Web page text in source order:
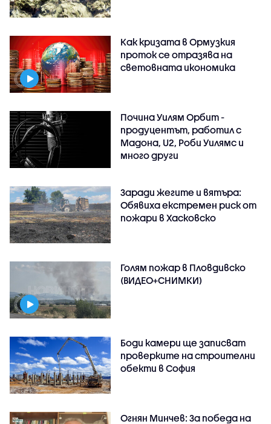
Как кризата в Ормузкия
проток се отразява на
световната икономика
Почина Уилям Орбит -
продуцентът, работил с
Мадона, U2, Роби Уилямс и
много други
Заради жегите и вятъра:
Обявиха екстремен риск от
пожари в Хасковско
Голям пожар в Пловдивско
(ВИДЕО+СНИМКИ)
Боди камери ще записват
проверките на строителни
обекти в София
Огнян Минчев: За победа на